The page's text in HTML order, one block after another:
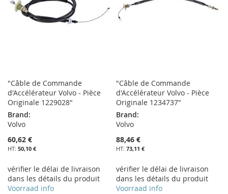
D’ENVIE
D’ENVIE
"Câble de Commande
d'Accélérateur Volvo - Pièce
Originale 1229028"
Brand:
Volvo
60,62 €
50,10 €
vérifier le délai de livraison
dans les détails du produit
Voorraad info
"Câble de Commande
d'Accélérateur Volvo - Pièce
Originale 1234737"
Brand:
Volvo
88,46 €
73,11 €
vérifier le délai de livraison
dans les détails du produit
Voorraad info